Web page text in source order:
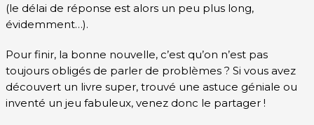
(le délai de réponse est alors un peu plus long,
évidemment…).
Pour finir, la bonne nouvelle, c’est qu’on n’est pas
toujours obligés de parler de problèmes ? Si vous avez
découvert un livre super, trouvé une astuce géniale ou
inventé un jeu fabuleux, venez donc le partager !